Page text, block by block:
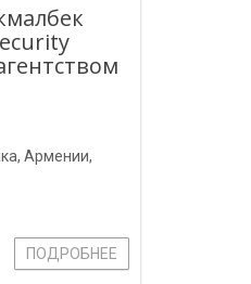
Армении,
ПОДРОБНЕЕ